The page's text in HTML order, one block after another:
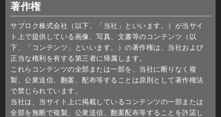
著作権
サブロク株式会社（以下、「当社」といいます。）が当サイ
ト上で提供している画像、写真、文書等のコンテンツ（以
下、「コンテンツ」といいます。）の著作権は、当社および
正当な権利を有する第三者に帰属します。
これらコンテンツの全部または一部を、当社に断りなく複
製、公衆送信、翻案、配布等することは原則として著作権法
で禁じられています。
当社は、当サイト上に掲載しているコンテンツの一部または
全部を無断で複製、公衆送信、翻案配布等することを許諾し